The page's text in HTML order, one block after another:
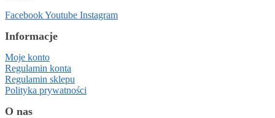
FacebookYoutube Instagram
Informacje
Moje konto
Regulamin konta
Regulamin sklepu
Polityka prywatności
O nas